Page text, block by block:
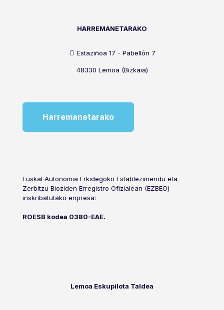
HARREMANETARAKO
Estaziñoa 17 - Pabellón 7
48330 Lemoa (Bizkaia)
Harremanetarako
Euskal Autonomia Erkidegoko Establezimendu eta
Zerbitzu Bioziden Erregistro Ofizialean (EZBEO)
inskribatutako enpresa:
ROESB kodea 0380-EAE.
Lemoa Eskupilota Taldea